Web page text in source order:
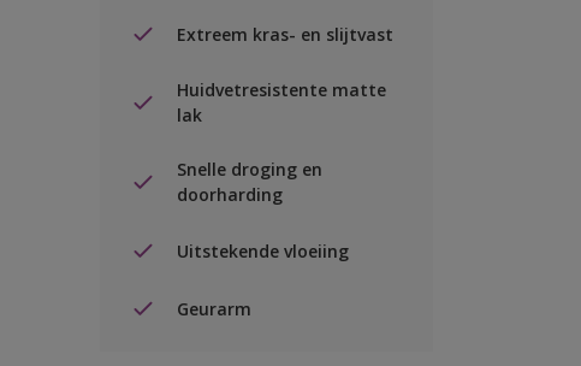
Extreem kras- en slijtvast
Huidvetresistente matte
lak
Snelle droging en
doorharding
Uitstekende vloeiing
Geurarm